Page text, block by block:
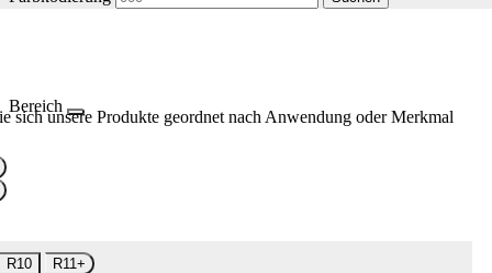
Bereich
sich unsere Produkte geordnet nach Anwendung oder Merkmal
R10
R11+